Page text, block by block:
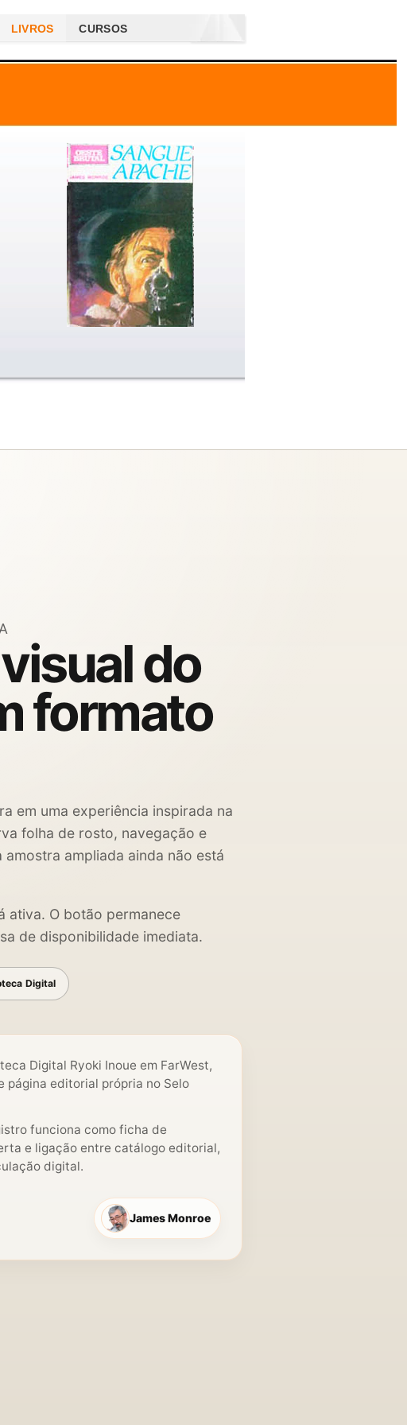
LIVROS CURSOS
do
formato
em uma experiência inspirada na
folha de rosto, navegação e
ampliada ainda não está
ativa. O botão permanece
de disponibilidade imediata.
Digital
Digital Ryoki Inoue em FarWest,
página editorial própria no Selo
funciona como ficha de
e ligação entre catálogo editorial,
digital.
James Monroe